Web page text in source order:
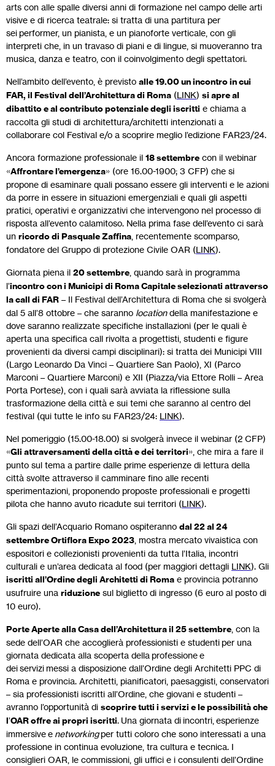
arts con alle spalle diversi anni di formazione nel campo delle arti
visive e di ricerca teatrale: si tratta di una partitura per
sei performer, un pianista, e un pianoforte verticale, con gli
interpreti che, in un travaso di piani e di lingue, si muoveranno tra
musica, danza e teatro, con il coinvolgimento degli spettatori.
Nell’ambito dell’evento, è previsto alle 19.00 un incontro in cui
FAR, il Festival dell’Architettura di Roma (LINK) si apre al
dibattito e al contributo potenziale degli iscritti e chiama a
raccolta gli studi di architettura/architetti intenzionati a
collaborare col Festival e/o a scoprire meglio l’edizione FAR23/24.
Ancora formazione professionale il 18 settembre con il webinar
«Affrontare l’emergenza» (ore 16.00-1900; 3 CFP) che si
propone di esaminare quali possano essere gli interventi e le azioni
da porre in essere in situazioni emergenziali e quali gli aspetti
pratici, operativi e organizzativi che intervengono nel processo di
risposta all’evento calamitoso. Nella prima fase dell’evento ci sarà
un ricordo di Pasquale Zaffina , recentemente scomparso,
fondatore del Gruppo di protezione Civile OAR (LINK).
Giornata piena il 20 settembre , quando sarà in programma
l’incontro con i Municipi di Roma Capitale selezionati attraverso
la call di FAR – Il Festival dell’Architettura di Roma che si svolgerà
dal 5 all’8 ottobre – che saranno locationdella manifestazione e
dove saranno realizzate specifiche installazioni (per le quali è
aperta una specifica call rivolta a progettisti, studenti e figure
provenienti da diversi campi disciplinari): si tratta dei Municipi VIII
(Largo Leonardo Da Vinci – Quartiere San Paolo), XI (Parco
Marconi – Quartiere Marconi) e XII (Piazza/via Ettore Rolli – Area
Porta Portese), con i quali sarà avviata la riflessione sulla
trasformazione della città e sui temi che saranno al centro del
festival (qui tutte le info su FAR23/24: LINK).
Nel pomeriggio (15.00-18.00) si svolgerà invece il webinar (2 CFP)
«Gli attraversamenti della città e dei territori», che mira a fare il
punto sul tema a partire dalle prime esperienze di lettura della
città svolte attraverso il camminare fino alle recenti
sperimentazioni, proponendo proposte professionali e progetti
pilota che hanno avuto ricadute sui territori (LINK).
Gli spazi dell’Acquario Romano ospiteranno dal 22 al 24
settembre Ortiflora Expo 2023 , mostra mercato vivaistica con
espositori e collezionisti provenienti da tutta l’Italia, incontri
culturali e un’area dedicata al food (per maggiori dettagli LINK). Gli
iscritti all’Ordine degli Architetti di Roma e provincia potranno
usufruire una riduzione sul biglietto di ingresso (6 euro al posto di
10 euro).
Porte Aperte alla Casa dell’Architettura il 25 settembre , con la
sede dell’OAR che accoglierà professionisti e studenti per una
giornata dedicata alla scoperta della professione e
dei servizi messi a disposizione dall’Ordine degli Architetti PPC di
Roma e provincia. Architetti, pianificatori, paesaggisti, conservatori
– sia professionisti iscritti all’Ordine, che giovani e studenti –
avranno l’opportunità di scoprire tutti i servizi e le possibilità che
l’OAR offre ai propri iscritti. Una giornata di incontri, esperienze
immersive e networkingper tutti coloro che sono interessati a una
professione in continua evoluzione, tra cultura e tecnica. I
consiglieri OAR, le commissioni, gli uffici e i consulenti dell’Ordine